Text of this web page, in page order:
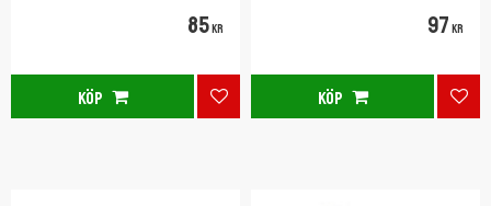
85KR
Lägg till i favoriter
KÖP
97 KR
KÖP